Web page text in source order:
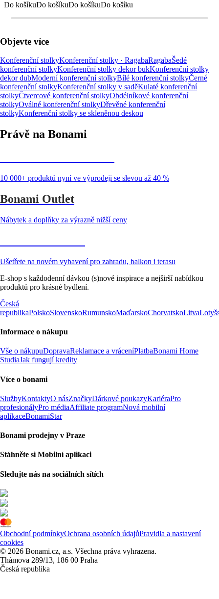
Do košíkuDo košíkuDo košíkuDo košíku
Objevte více
Konferenční stolkyKonferenční stolky · RagabaRagabaŠedé
konferenční stolkyKonferenční stolky dekor bukKonferenční stolky
dekor dubModerní konferenční stolkyBílé konferenční stolkyČerné
konferenční stolkyKonferenční stolky v saděKulaté konferenční
stolkyČtvercové konferenční stolkyObdélníkové konferenční
stolkyOválné konferenční stolkyDřevěné konferenční
stolkyKonferenční stolky se skleněnou deskou
Právě na Bonami
10 000+ produktů nyní ve výprodeji se slevou až 40 %
Bonami Outlet
Nábytek a doplňky za výrazně nižší ceny
Ušetřete na novém vybavení pro zahradu, balkon i terasu
E-shop s každodenní dávkou (s)nové inspirace a nejširší nabídkou
produktů pro krásné bydlení.
Česká
republikaPolskoSlovenskoRumunskoMaďarskoChorvatskoLitva
Informace o nákupu
Vše o nákupuDopravaReklamace a vráceníPlatbaBonami Home
StudiaJak fungují kredity
Více o bonami
SlužbyKontaktyO násZnačkyDárkové poukazyKariéraPro
profesionályPro médiaAffiliate programNová mobilní
aplikaceBonamiStar
Bonami prodejny v Praze
Stáhněte si Mobilní aplikaci
Sledujte nás na sociálních sítích
Obchodní podmínkyOchrana osobních údajůPravidla a nastavení
cookies
© 2026 Bonami.cz, a.s. Všechna práva vyhrazena.
Thámova 289/13, 186 00 Praha
Česká republika